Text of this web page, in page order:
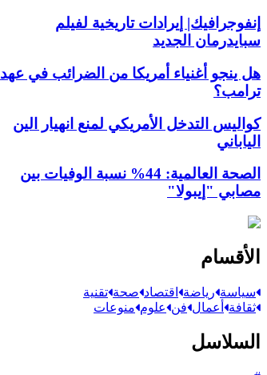
إنفوجرافيك| إيرادات تاريخية لفيلم
سبايدرمان الجديد
هل ينجو أغنياء أمريكا من الضرائب في عهد
ترامب؟
كواليس التدخل الأمريكي لمنع انهيار الين
الياباني
الصحة العالمية: 44% نسبة الوفيات بين
مصابي "إيبولا"
الأقسام
سياسة رياضة اقتصاد صحة تقنية
ثقافة
أعمال فن علوم منوعات
السلاسل